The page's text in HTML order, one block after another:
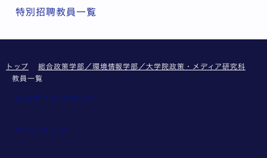
特別招聘教員一覧
トップ
総合政策学部／環境情報学部／大学院政策・メディア研究科
教員一覧
このサイトについて
サイトマップ